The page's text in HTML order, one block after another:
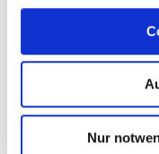
Nur
14. Juli 2026